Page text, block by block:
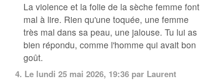
La violence et la folie de la sèche femme font
mal à lire. Rien qu'une toquée, une femme
très mal dans sa peau, une jalouse. Tu lui as
bien répondu, comme l'homme qui avait bon
goût.
4. Le lundi 25 mai 2026, 19:36 par Laurent